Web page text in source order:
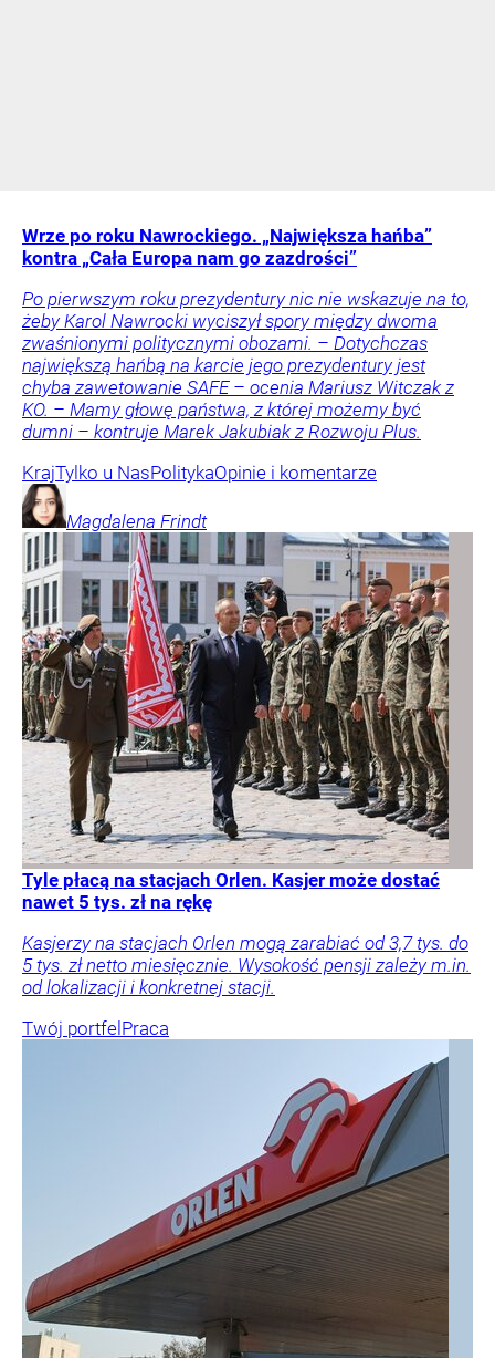
Wrze po roku Nawrockiego. „Największa hańba”
kontra „Cała Europa nam go zazdrości”
Po pierwszym roku prezydentury nic nie wskazuje na to,
żeby Karol Nawrocki wyciszył spory między dwoma
zwaśnionymi politycznymi obozami. – Dotychczas
największą hańbą na karcie jego prezydentury jest
chyba zawetowanie SAFE – ocenia Mariusz Witczak z
KO. – Mamy głowę państwa, z której możemy być
dumni – kontruje Marek Jakubiak z Rozwoju Plus.
KrajTylko u NasPolitykaOpinie i komentarze
Magdalena Frindt
Tyle płacą na stacjach Orlen. Kasjer może dostać
nawet 5 tys. zł na rękę
Kasjerzy na stacjach Orlen mogą zarabiać od 3,7 tys. do
5 tys. zł netto miesięcznie. Wysokość pensji zależy m.in.
od lokalizacji i konkretnej stacji.
Twój portfel Praca